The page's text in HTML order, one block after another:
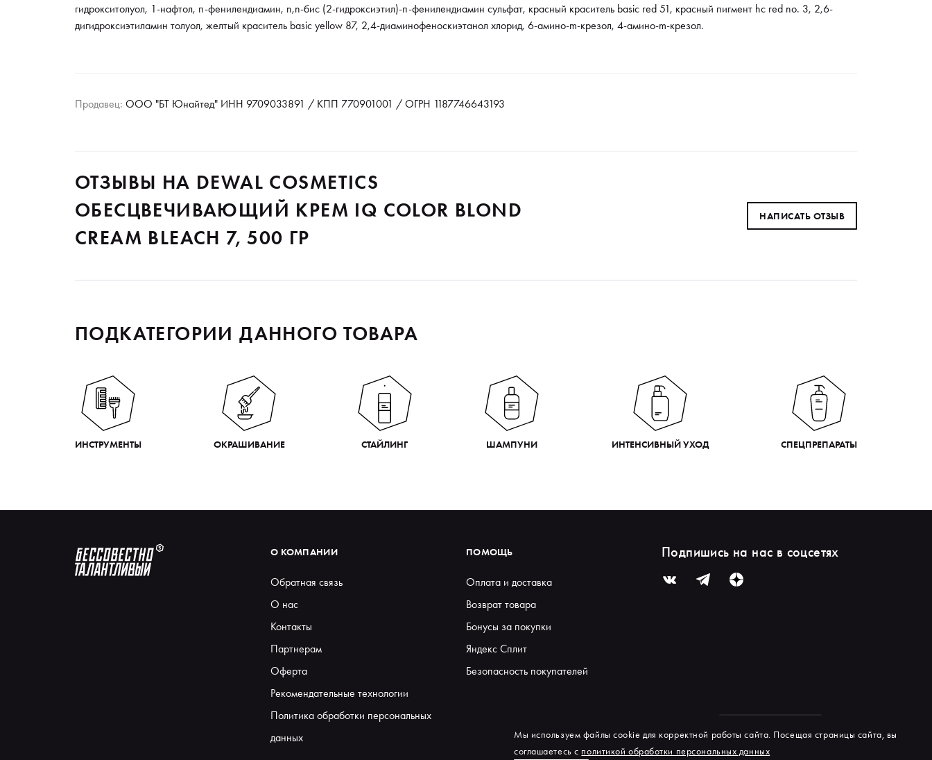
гидрокситолуол, 1-нафтол, п-фенилендиамин, n,n-бис (2-гидроксиэтил)-п-фенилендиамин сульфат, красный краситель basic red 51, красный пигмент hc red no. 3, 2,6-
дигидроксиэтиламин толуол, желтый краситель basic yellow 87, 2,4-диаминофеноскиэтанол хлорид, 6-амино-m-крезол, 4-амино-m-крезол.
Продавец: ООО "БТ Юнайтед" ИНН 9709033891 / КПП 770901001 / ОГРН 1187746643193
ОТЗЫВЫ НА DEWAL COSMETICS
ОБЕСЦВЕЧИВАЮЩИЙ КРЕМ IQ COLOR BLOND
CREAM BLEACH 7, 500 ГР
НАПИСАТЬ ОТЗЫВ
ПОДКАТЕГОРИИ ДАННОГО ТОВАРА
ИНСТРУМЕНТЫ ОКРАШИВАНИЕ СТАЙЛИНГ ШАМПУНИ ИНТЕНСИВНЫЙ УХОД СПЕЦПРЕПАРАТЫ
О КОМПАНИИ
Обратная связь
О нас
Контакты
Партнерам
Оферта
Рекомендательные технологии
Политика обработки персональных
данных
ПОМОЩЬ
Оплата и доставка
Возврат товара
Бонусы за покупки
Яндекс Сплит
Безопасность покупателей
Подпишись на нас в соцсетях
Мы используем файлы cookie для корректной работы сайта. Посещая страницы сайта, вы
соглашаетесь с политикой обработки персональных данных